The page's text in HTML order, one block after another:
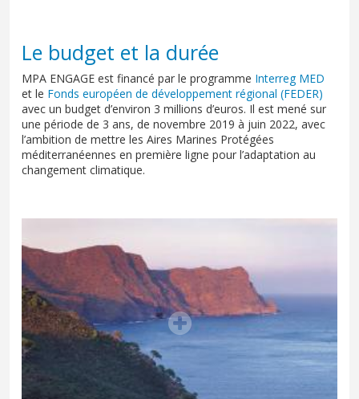
Le budget et la durée
MPA ENGAGE est financé par le programme Interreg MED
et le Fonds européen de développement régional (FEDER)
avec un budget d’environ 3 millions d’euros. Il est mené sur
une période de 3 ans, de novembre 2019 à juin 2022, avec
l’ambition de mettre les Aires Marines Protégées
méditerranéennes en première ligne pour l’adaptation au
changement climatique.